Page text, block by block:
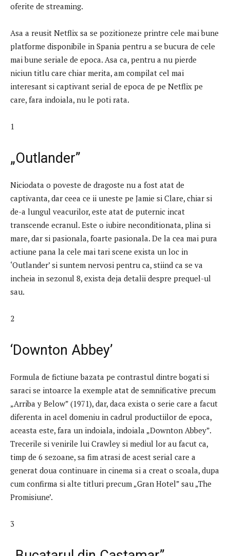
oferite de streaming.
Asa a reusit Netflix sa se pozitioneze printre cele mai bune
platforme disponibile in Spania pentru a se bucura de cele
mai bune seriale de epoca. Asa ca, pentru a nu pierde
niciun titlu care chiar merita, am compilat cel mai
interesant si captivant serial de epoca de pe Netflix pe
care, fara indoiala, nu le poti rata.
1
„Outlander”
Niciodata o poveste de dragoste nu a fost atat de
captivanta, dar ceea ce ii uneste pe Jamie si Clare, chiar si
de-a lungul veacurilor, este atat de puternic incat
transcende ecranul. Este o iubire neconditionata, plina si
mare, dar si pasionala, foarte pasionala. De la cea mai pura
actiune pana la cele mai tari scene exista un loc in
‘Outlander’ si suntem nervosi pentru ca, stiind ca se va
incheia in sezonul 8, exista deja detalii despre prequel-ul
sau.
2
‘Downton Abbey’
Formula de fictiune bazata pe contrastul dintre bogati si
saraci se intoarce la exemple atat de semnificative precum
„Arriba y Below” (1971), dar, daca exista o serie care a facut
diferenta in acel domeniu in cadrul productiilor de epoca,
aceasta este, fara un indoiala, indoiala „Downton Abbey”.
Trecerile si venirile lui Crawley si mediul lor au facut ca,
timp de 6 sezoane, sa fim atrasi de acest serial care a
generat doua continuare in cinema si a creat o scoala, dupa
cum confirma si alte titluri precum „Gran Hotel” sau „The
Promisiune’.
3